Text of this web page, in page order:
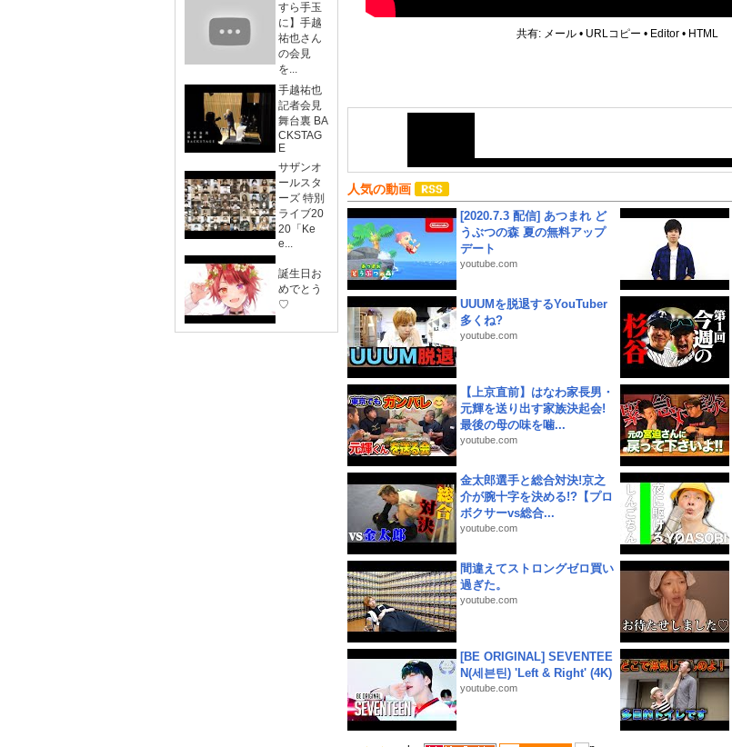
すら手玉
に】手越
祐也さん
の会見
を...
手越祐也
記者会見
舞台裏 BA
CKSTAG
E
サザンオ
ールスタ
ーズ 特別
ライブ20
20「Ke
e...
誕生日お
めでとう
♡
共有: メール • URLコピー • Editor • HTML
人気の動画
[2020.7.3 配信] あつまれ ど
うぶつの森 夏の無料アップ
デート
youtube.com
UUUMを脱退するYouTuber
多くね?
youtube.com
【上京直前】はなわ家長男・
元輝を送り出す家族決起会!
最後の母の味を噛...
youtube.com
金太郎選手と総合対決!京之
介が腕十字を決める!?【プロ
ボクサーvs総合...
youtube.com
間違えてストロングゼロ買い
過ぎた。
youtube.com
[BE ORIGINAL] SEVENTEE
N(세븐틴) 'Left & Right' (4K)
youtube.com